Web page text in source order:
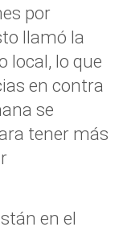
por
llamó la
local, lo que
en contra
se
tener más
en el